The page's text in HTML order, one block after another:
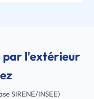
par l'extérieur
SIRENE/INSEE)